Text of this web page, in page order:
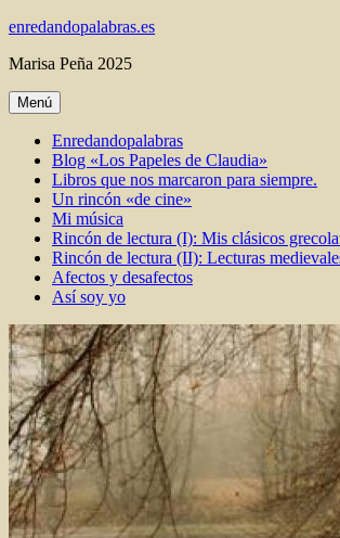
Ir
contenido
enredandopalabras.es
Marisa Peña 2025
Menú
Enredandopalabras
Blog «Los Papeles de Claudia»
Libros que nos marcaron para siempre.
Un rincón «de cine»
Mi música
Rincón de lectura (I): Mis clásicos
Rincón de lectura (II): Lecturas
Afectos y desafectos
Así soy yo